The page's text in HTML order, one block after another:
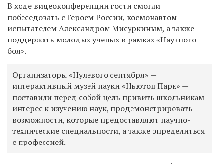
В ходе видеоконференции гости смогли
побеседовать с Героем России, космонавтом-
испытателем Александром Мисуркиным, а также
поддержать молодых ученых в рамках «Научного
боя».
Организаторы «Нулевого сентября» —
интерактивный музей науки «Ньютон Парк» —
поставили перед собой цель привить школьникам
интерес к изучению наук, продемонстрировать
возможности, которые предоставляют научно-
технические специальности, а также определиться
с профессией.